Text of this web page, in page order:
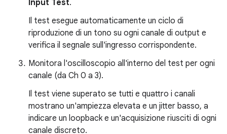
Input Test.
Il test esegue automaticamente un ciclo di
riproduzione di un tono su ogni canale di output e
verifica il segnale sull'ingresso corrispondente.
Monitora l'oscilloscopio all'interno del test per ogni
canale (da Ch 0 a 3).
Il test viene superato se tutti e quattro i canali
mostrano un'ampiezza elevata e un jitter basso, a
indicare un loopback e un'acquisizione riusciti di ogni
canale discreto.